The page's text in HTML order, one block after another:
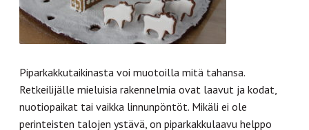
Piparkakkutaikinasta voi muotoilla mitä tahansa.
Retkeilijälle mieluisia rakennelmia ovat laavut ja kodat,
nuotiopaikat tai vaikka linnunpöntöt. Mikäli ei ole
perinteisten talojen ystävä, on piparkakkulaavu helppo